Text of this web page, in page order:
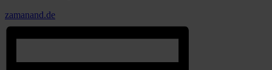
zamanand.de